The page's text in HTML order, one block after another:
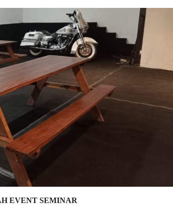
EVENT SEMINAR